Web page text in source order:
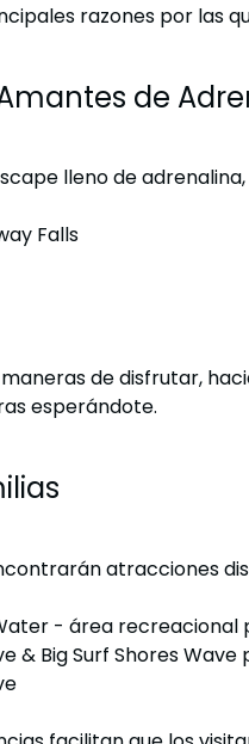
razones por las
de
lleno de
Falls
maneras de disfrutar,
esperándote.
atracciones
- área recreacional
& Big Surf Shores Wave